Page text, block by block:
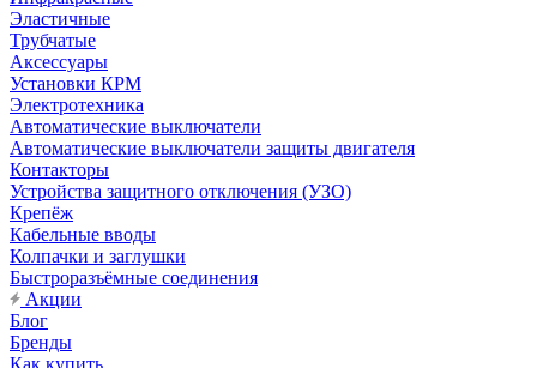
Эластичные
Трубчатые
Аксессуары
Установки КРМ
Электротехника
Автоматические выключатели
Автоматические выключатели защиты двигателя
Контакторы
Устройства защитного отключения (УЗО)
Крепёж
Кабельные вводы
Колпачки и заглушки
Быстроразъёмные соединения
Акции
Блог
Бренды
Как купить